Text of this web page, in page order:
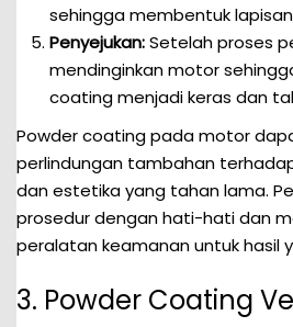
sehingga membentuk
Penyejukan:Setelah proses
mendinginkan motor
coating menjadi keras dan
Powder coating pada motor
perlindungan tambahan
dan estetika yang tahan lama.
prosedur dengan hati-hati dan
peralatan keamanan untuk hasil
3. Powder Coating